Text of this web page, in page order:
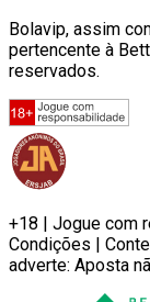
Bolavip, assim
pertencente à
reservados.
+18 | Jogue com
Condições |
adverte: Aposta